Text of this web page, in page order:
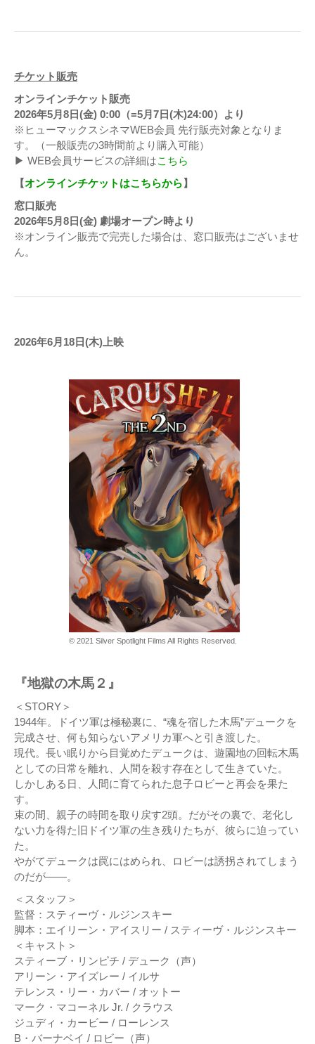
チケット販売
オンラインチケット販売
2026年5月8日(金) 0:00（=5月7日(木)24:00）より
※ヒューマックスシネマWEB会員 先行販売対象となりま
す。（一般販売の3時間前より購入可能）
▶ WEB会員サービスの詳細はこちら
【オンラインチケットはこちらから】
窓口販売
2026年5月8日(金) 劇場オープン時より
※オンライン販売で完売した場合は、窓口販売はございませ
ん。
2026年6月18日(木)上映
© 2021 Silver Spotlight Films All Rights Reserved.
『地獄の木馬２』
＜STORY＞
1944年。ドイツ軍は極秘裏に、“魂を宿した木馬”デュークを
完成させ、何も知らないアメリカ軍へと引き渡した。
現代。長い眠りから目覚めたデュークは、遊園地の回転木馬
としての日常を離れ、人間を殺す存在として生きていた。
しかしある日、人間に育てられた息子ロビーと再会を果た
す。
束の間、親子の時間を取り戻す2頭。だがその裏で、老化し
ない力を得た旧ドイツ軍の生き残りたちが、彼らに迫ってい
た。
やがてデュークは罠にはめられ、ロビーは誘拐されてしまう
のだが――。
＜スタッフ＞
監督：スティーヴ・ルジンスキー
脚本：エイリーン・アイスリー / スティーヴ・ルジンスキー
＜キャスト＞
スティーブ・リンピチ / デューク（声）
アリーン・アイズレー / イルサ
テレンス・リー・カバー / オットー
マーク・マコーネル Jr. / クラウス
ジュディ・カービー / ローレンス
B・バーナベイ / ロビー（声）